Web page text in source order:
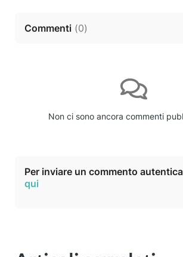
Commenti (0)
Non ci sono ancora commenti
Per inviare un commento
qui